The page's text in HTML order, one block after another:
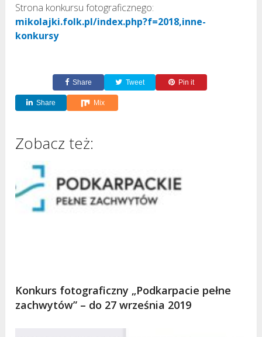
Strona konkursu fotograficznego:
mikolajki.folk.pl/index.php?f=2018,inne-
konkursy
Share Tweet Pin it
Share Mix
Zobacz też:
Konkurs fotograficzny „Podkarpacie pełne
zachwytów” – do 27 września 2019